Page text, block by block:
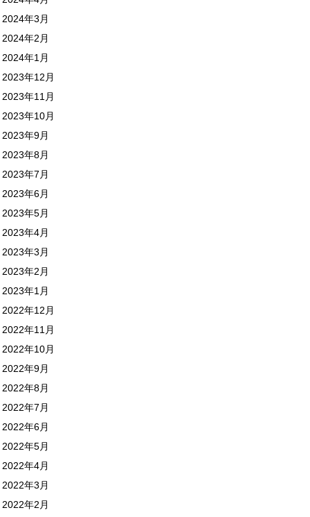
2024年3月
2024年2月
2024年1月
2023年12月
2023年11月
2023年10月
2023年9月
2023年8月
2023年7月
2023年6月
2023年5月
2023年4月
2023年3月
2023年2月
2023年1月
2022年12月
2022年11月
2022年10月
2022年9月
2022年8月
2022年7月
2022年6月
2022年5月
2022年4月
2022年3月
2022年2月